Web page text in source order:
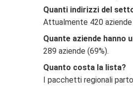
Quanti indirizzi del
Attualmente 420
Quante aziende hanno
289 aziende (69%).
Quanto costa la lista?
I pacchetti regionali